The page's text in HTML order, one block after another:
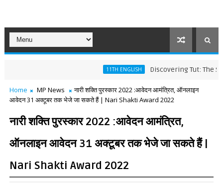
11TH ENGLISH Discovering Tut: The Saga
Home MP News
नारी शक्ति पुरस्कार 2022 :आवेदन आमंत्रित, ऑनलाइन
आवेदन 31 अक्टूबर तक भेजे जा सकते हैं | Nari Shakti Award 2022
नारी शक्ति पुरस्कार 2022 :आवेदन आमंत्रित,
ऑनलाइन आवेदन 31 अक्टूबर तक भेजे जा सकते हैं |
Nari Shakti Award 2022